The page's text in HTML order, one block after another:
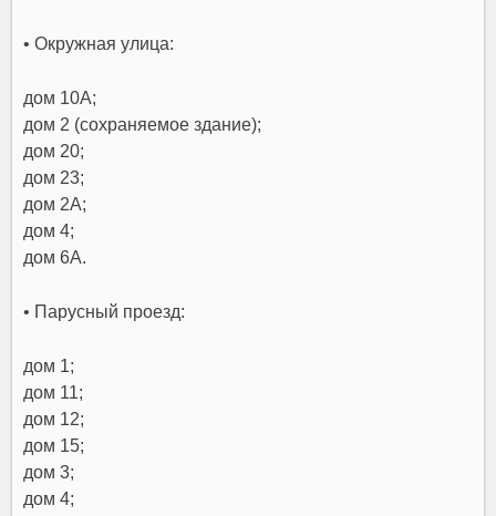
• Окружная улица:
дом 10А;
дом 2 (сохраняемое здание);
дом 20;
дом 23;
дом 2А;
дом 4;
дом 6А.
• Парусный проезд:
дом 1;
дом 11;
дом 12;
дом 15;
дом 3;
дом 4;